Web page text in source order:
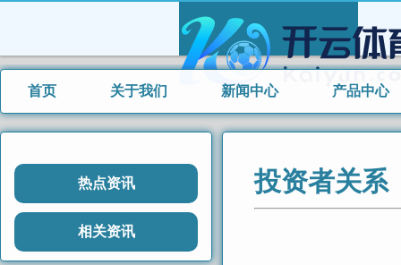
首页 关于我们 新闻中心 产品中心
投资者关系
热点资讯
相关资讯